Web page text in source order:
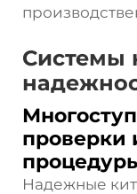
Системы
проверки
Надежные